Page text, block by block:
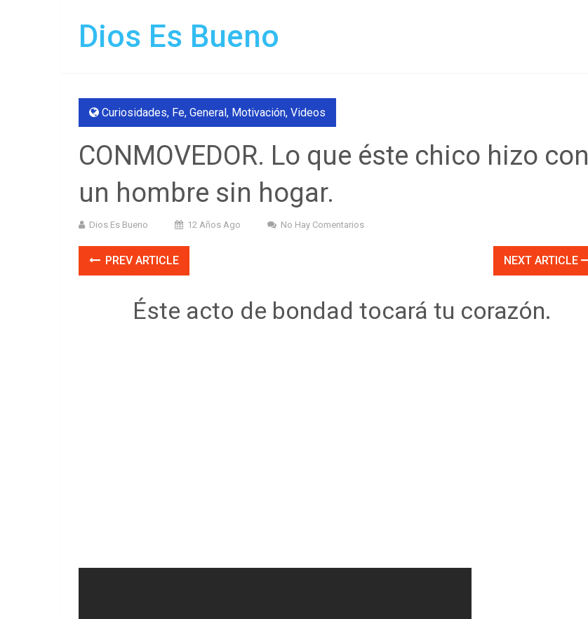
Dios Es Bueno
Curiosidades, Fe, General, Motivación, Videos
CONMOVEDOR. Lo que éste chico hizo con
un hombre sin hogar.
Dios Es Bueno 12 Años Ago No Hay Comentarios
PREV ARTICLE NEXT ARTICLE
Éste acto de bondad tocará tu corazón.